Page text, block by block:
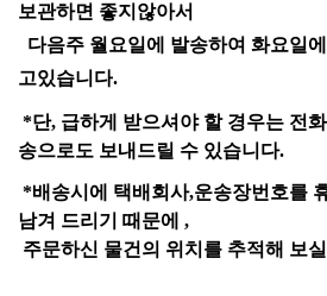
보관하면 좋지않아서
다음주 월요일에 발송하여 화요일
고있습니다.
*단, 급하게 받으셔야 할 경우는 전
송으로도 보내드릴 수 있습니다.
*배송시에 택배회사,운송장번호를
남겨 드리기 때문에 ,
주문하신 물건의 위치를 추적해 보실